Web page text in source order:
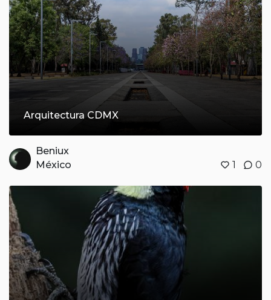
Arquitectura CDMX
Beniux
México
1 0